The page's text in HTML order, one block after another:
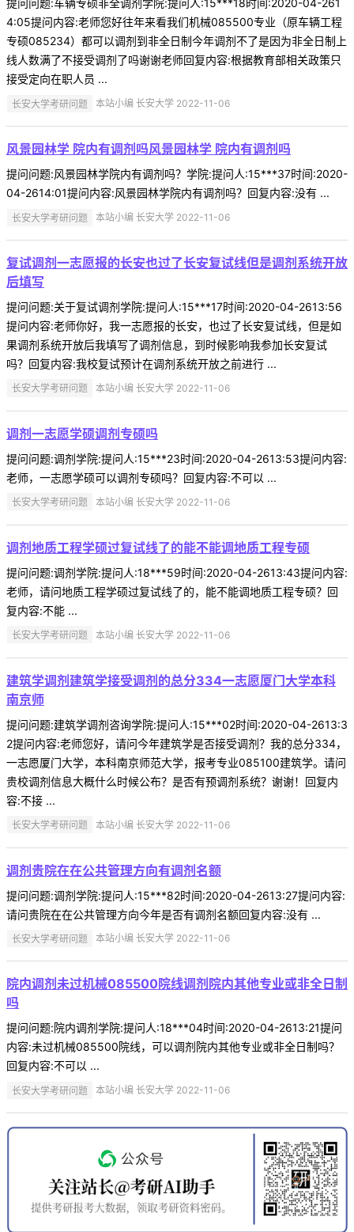
提问问题:车辆专硕非全调剂学院:提问人:15***18时间:2020-04-261
4:05提问内容:老师您好往年来看我们机械085500专业（原车辆工程
专硕085234）都可以调剂到非全日制今年调剂不了是因为非全日制上
线人数满了不接受调剂了吗谢谢老师回复内容:根据教育部相关政策只
接受定向在职人员 ...
长安大学考研问题 本站小编 长安大学 2022-11-06
风景园林学 院内有调剂吗风景园林学 院内有调剂吗
提问问题:风景园林学院内有调剂吗？学院:提问人:15***37时间:2020-
04-2614:01提问内容:风景园林学院内有调剂吗？回复内容:没有 ...
长安大学考研问题 本站小编 长安大学 2022-11-06
复试调剂一志愿报的长安也过了长安复试线但是调剂系统开放
后填写
提问问题:关于复试调剂学院:提问人:15***17时间:2020-04-2613:56
提问内容:老师你好，我一志愿报的长安，也过了长安复试线，但是如
果调剂系统开放后我填写了调剂信息，到时候影响我参加长安复试
吗？回复内容:我校复试预计在调剂系统开放之前进行 ...
长安大学考研问题 本站小编 长安大学 2022-11-06
调剂一志愿学硕调剂专硕吗
提问问题:调剂学院:提问人:15***23时间:2020-04-2613:53提问内容:
老师，一志愿学硕可以调剂专硕吗？回复内容:不可以 ...
长安大学考研问题 本站小编 长安大学 2022-11-06
调剂地质工程学硕过复试线了的能不能调地质工程专硕
提问问题:调剂学院:提问人:18***59时间:2020-04-2613:43提问内容:
老师，请问地质工程学硕过复试线了的，能不能调地质工程专硕？回
复内容:不能 ...
长安大学考研问题 本站小编 长安大学 2022-11-06
建筑学调剂建筑学接受调剂的总分334一志愿厦门大学本科
南京师
提问问题:建筑学调剂咨询学院:提问人:15***02时间:2020-04-2613:3
2提问内容:老师您好，请问今年建筑学是否接受调剂？我的总分334，
一志愿厦门大学，本科南京师范大学，报考专业085100建筑学。请问
贵校调剂信息大概什么时候公布？是否有预调剂系统？谢谢！回复内
容:不接 ...
长安大学考研问题 本站小编 长安大学 2022-11-06
调剂贵院在在公共管理方向有调剂名额
提问问题:调剂学院:提问人:15***82时间:2020-04-2613:27提问内容:
请问贵院在在公共管理方向今年是否有调剂名额回复内容:没有 ...
长安大学考研问题 本站小编 长安大学 2022-11-06
院内调剂未过机械085500院线调剂院内其他专业或非全日制
吗
提问问题:院内调剂学院:提问人:18***04时间:2020-04-2613:21提问
内容:未过机械085500院线，可以调剂院内其他专业或非全日制吗？
回复内容:不可以 ...
长安大学考研问题 本站小编 长安大学 2022-11-06